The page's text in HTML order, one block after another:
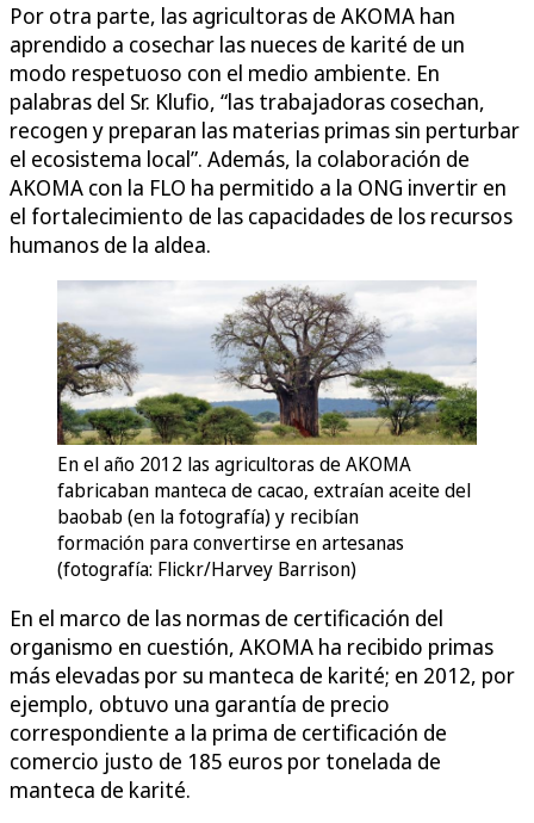
Por otra parte, las agricultoras de AKOMA han
aprendido a cosechar las nueces de karité de un
modo respetuoso con el medio ambiente. En
palabras del Sr. Klufio, “las trabajadoras cosechan,
recogen y preparan las materias primas sin perturbar
el ecosistema local”. Además, la colaboración de
AKOMA con la FLO ha permitido a la ONG invertir en
el fortalecimiento de las capacidades de los recursos
humanos de la aldea.
En el año 2012 las agricultoras de AKOMA
fabricaban manteca de cacao, extraían aceite del
baobab (en la fotografía) y recibían
formación para convertirse en artesanas
(fotografía: Flickr/Harvey Barrison)
En el marco de las normas de certificación del
organismo en cuestión, AKOMA ha recibido primas
más elevadas por su manteca de karité; en 2012, por
ejemplo, obtuvo una garantía de precio
correspondiente a la prima de certificación de
comercio justo de 185 euros por tonelada de
manteca de karité.